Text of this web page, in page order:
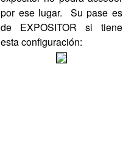
por ese lugar. Su pase es
de EXPOSITOR si tiene
esta configuración: